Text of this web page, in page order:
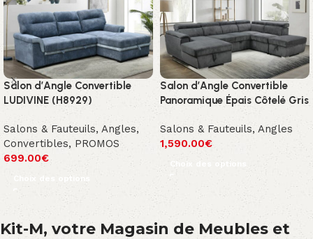
Salon d’Angle Convertible
LUDIVINE (H8929)
Salons & Fauteuils, Angles,
Convertibles, PROMOS
699.00€
Choix des options
Salon d’Angle Convertible
Panoramique Épais Côtelé Gris
Salons & Fauteuils, Angles
1,590.00€
Choix des options
Kit-M, votre Magasin de Meubles et